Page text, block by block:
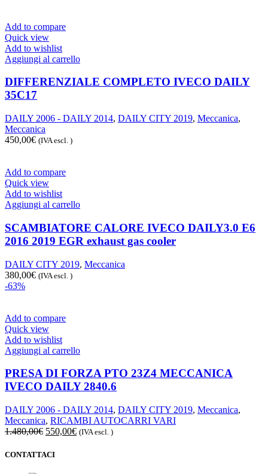
Add to compare
Quick view
Add to wishlist
Aggiungi al carrello
DIFFERENZIALE COMPLETO IVECO DAILY
35C17
DAILY 2006 - DAILY 2014, DAILY CITY 2019, Meccanica,
Meccanica
450,00€ (IVA escl. )
Add to compare
Quick view
Add to wishlist
Aggiungi al carrello
SCAMBIATORE CALORE IVECO DAILY3.0 E6
2016 2019 EGR exhaust gas cooler
DAILY CITY 2019, Meccanica
380,00€ (IVA escl. )
-63%
Add to compare
Quick view
Add to wishlist
Aggiungi al carrello
PRESA DI FORZA PTO 23Z4 MECCANICA
IVECO DAILY 2840.6
DAILY 2006 - DAILY 2014, DAILY CITY 2019, Meccanica,
Meccanica, RICAMBI AUTOCARRI VARI
1.480,00€ Il
originale
550,00€Il(IVA escl. )
CONTATTACI